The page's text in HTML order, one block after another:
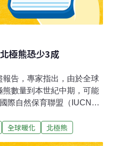
極熊恐少3成
告，專家指出，由於全球
數量到本世紀中期，可能
際自然保育聯盟（IUCN）
維持生存將越來越困難。
全球暖化 北極熊